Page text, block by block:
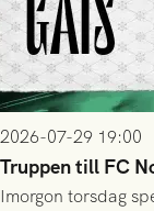
2026-07-29 19:00
Truppen till FC
Imorgon torsdag